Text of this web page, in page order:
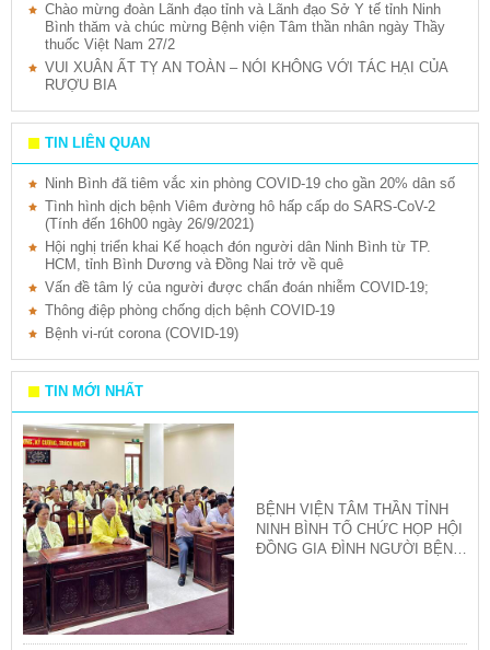
Chào mừng đoàn Lãnh đạo tỉnh và Lãnh đạo Sở Y tế tỉnh Ninh
Bình thăm và chúc mừng Bệnh viện Tâm thần nhân ngày Thầy
thuốc Việt Nam 27/2
VUI XUÂN ẤT TỴ AN TOÀN – NÓI KHÔNG VỚI TÁC HẠI CỦA
RƯỢU BIA
TIN LIÊN QUAN
Ninh Bình đã tiêm vắc xin phòng COVID-19 cho gần 20% dân số
Tình hình dịch bệnh Viêm đường hô hấp cấp do SARS-CoV-2
(Tính đến 16h00 ngày 26/9/2021)
Hội nghị triển khai Kế hoạch đón người dân Ninh Bình từ TP.
HCM, tỉnh Bình Dương và Đồng Nai trở về quê
Vấn đề tâm lý của người được chẩn đoán nhiễm COVID-19;
Thông điệp phòng chống dịch bệnh COVID-19
Bệnh vi-rút corona (COVID-19)
TIN MỚI NHẤT
BỆNH VIỆN TÂM THẦN TỈNH
NINH BÌNH TỔ CHỨC HỌP HỘI
ĐỒNG GIA ĐÌNH NGƯỜI BỆNH